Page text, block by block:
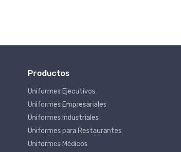
Productos
Uniformes Ejecutivos
Uniformes Empresariales
Uniformes Industriales
Uniformes para Restaurantes
Uniformes Médicos